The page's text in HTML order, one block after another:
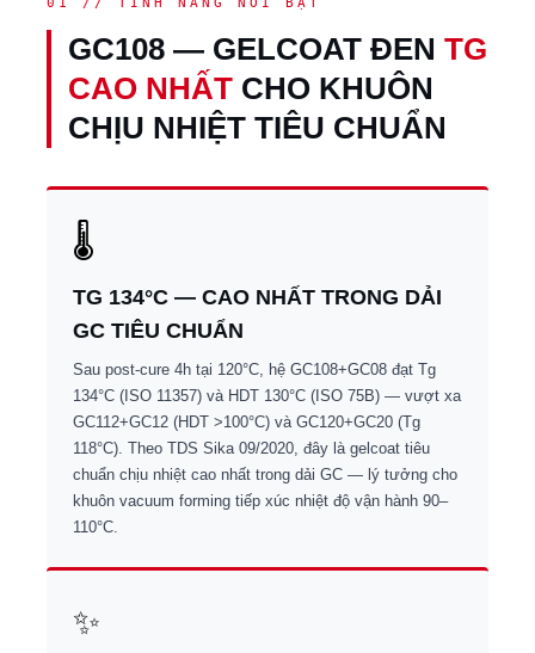
01 // TÍNH NĂNG NỔI BẬT
GC108 — GELCOAT ĐEN TG
CAO NHẤT CHO KHUÔN
CHỊU NHIỆT TIÊU CHUẨN
🌡
TG 134°C — CAO NHẤT TRONG DẢI
GC TIÊU CHUẨN
Sau post-cure 4h tại 120°C, hệ GC108+GC08 đạt Tg
134°C (ISO 11357) và HDT 130°C (ISO 75B) — vượt xa
GC112+GC12 (HDT >100°C) và GC120+GC20 (Tg
118°C). Theo TDS Sika 09/2020, đây là gelcoat tiêu
chuẩn chịu nhiệt cao nhất trong dải GC — lý tưởng cho
khuôn vacuum forming tiếp xúc nhiệt độ vận hành 90–
110°C.
✨